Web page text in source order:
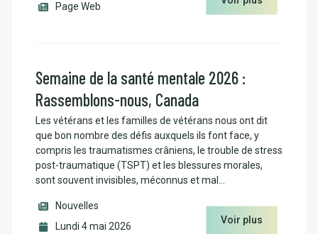
Page Web
Semaine de la santé mentale 2026 :
Rassemblons-nous, Canada
Les vétérans et les familles de vétérans nous ont dit
que bon nombre des défis auxquels ils font face, y
compris les traumatismes crâniens, le trouble de stress
post-traumatique (TSPT) et les blessures morales,
sont souvent invisibles, méconnus et mal…
Nouvelles
Lundi 4 mai 2026
Voir plus